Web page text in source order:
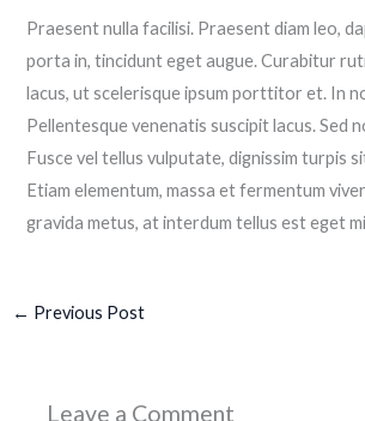
Praesent nulla facilisi. Praesent diam leo,
porta in, tincidunt eget augue. Curabitur
lacus, ut scelerisque ipsum porttitor et. In
Pellentesque venenatis suscipit lacus. Sed
Fusce vel tellus vulputate, dignissim turpis
Etiam elementum, massa et fermentum
gravida metus, at interdum tellus est eget
← Previous Post
Leave a Comment